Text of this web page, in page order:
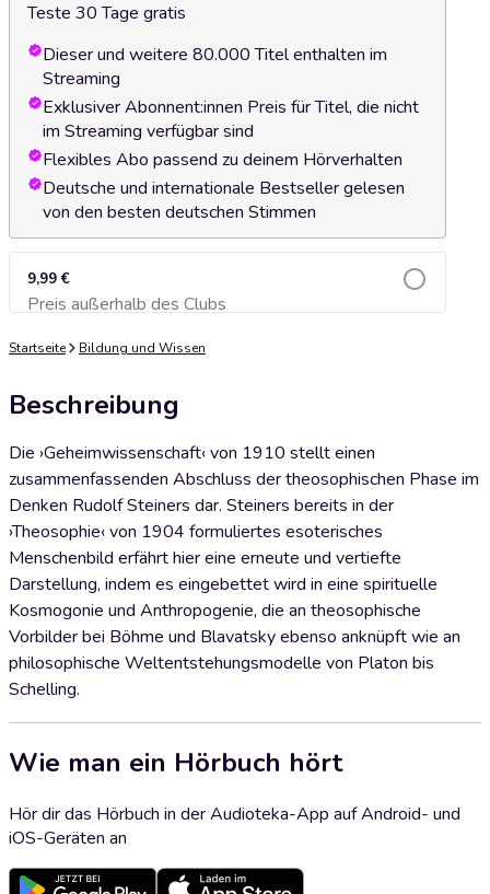
Teste 30 Tage gratis
Dieser und weitere 80.000 Titel enthalten im
Streaming
Exklusiver Abonnent:innen Preis für Titel, die nicht
im Streaming verfügbar sind
Flexibles Abo passend zu deinem Hörverhalten
Deutsche und internationale Bestseller gelesen
von den besten deutschen Stimmen
9,99 €
Preis außerhalb des ClubsZum Warenkorb hinzufügen
Startseite Bildung und Wissen
Beschreibung
Die ›Geheimwissenschaft‹ von 1910 stellt einen
zusammenfassenden Abschluss der theosophischen Phase im
Denken Rudolf Steiners dar. Steiners bereits in der
›Theosophie‹ von 1904 formuliertes esoterisches
Menschenbild erfährt hier eine erneute und vertiefte
Darstellung, indem es eingebettet wird in eine spirituelle
Kosmogonie und Anthropogenie, die an theosophische
Vorbilder bei Böhme und Blavatsky ebenso anknüpft wie an
philosophische Weltentstehungsmodelle von Platon bis
Schelling.
Wie man ein Hörbuch hört
Hör dir das Hörbuch in der Audioteka-App auf Android- und
iOS-Geräten an